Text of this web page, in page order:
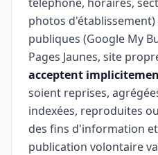
photos
publiques (Google My
Pages Jaunes, site
acceptent
soient reprises,
indexées, reproduites
des fins d'information
publication volontaire